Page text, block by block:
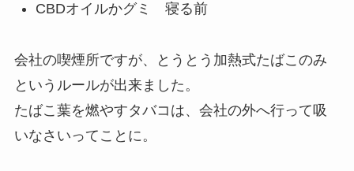
CBDオイルかグミ 寝る前
会社の喫煙所ですが、とうとう 加熱式たばこのみ
というルールが出来ました。
たばこ葉を燃やすタバコは、会社の外へ行って吸
いなさいってことに。